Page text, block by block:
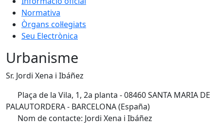
Normativa
Òrgans col·legiats
Seu Electrònica
Urbanisme
Sr. Jordi Xena i Ibáñez
Plaça de la Vila, 1, 2a planta - 08460 SANTA MARIA DE
PALAUTORDERA - BARCELONA (España)
Nom de contacte: Jordi Xena i Ibáñez